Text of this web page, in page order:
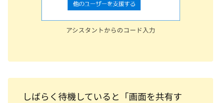
アシスタントからのコード入力
しばらく待機していると「画面を共有す